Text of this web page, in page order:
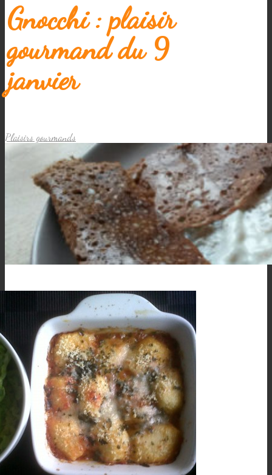
Gnocchi : plaisir
gourmand du 9
janvier
Plaisirs gourmands